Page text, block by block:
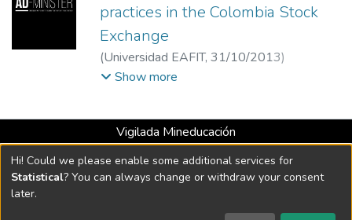
practices in the Colombia Stock
Exchange
(Universidad EAFIT, 31/10/2013)
Diógenes Lagos Cortés
Universidad Santo Tomás, Facultad de
Colombia.
Show more
Vigilada Mineducación
Universidad con Acreditación Institucional hasta 2026 -
Resolución MEN 2158 de 2018
Hi! Could we please enable some additional services for
Statistical? You can always change or withdraw your consent
later.